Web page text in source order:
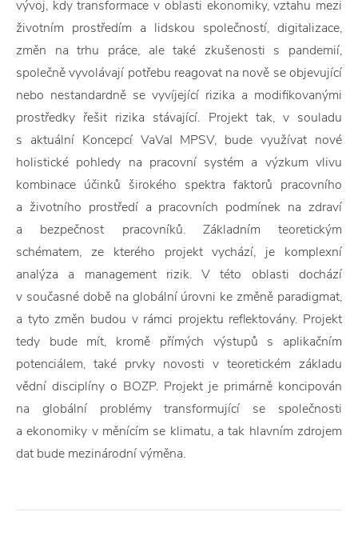
vývoj, kdy transformace v oblasti ekonomiky, vztahu mezi
životním prostředím a lidskou společností, digitalizace,
změn na trhu práce, ale také zkušenosti s pandemií,
společně vyvolávají potřebu reagovat na nově se objevující
nebo nestandardně se vyvíjející rizika a modifikovanými
prostředky řešit rizika stávající. Projekt tak, v souladu
s aktuální Koncepcí VaVaI MPSV, bude využívat nové
holistické pohledy na pracovní systém a výzkum vlivu
kombinace účinků širokého spektra faktorů pracovního
a životního prostředí a pracovních podmínek na zdraví
a bezpečnost pracovníků. Základním teoretickým
schématem, ze kterého projekt vychází, je komplexní
analýza a management rizik. V této oblasti dochází
v současné době na globální úrovni ke změně paradigmat,
a tyto změn budou v rámci projektu reflektovány. Projekt
tedy bude mít, kromě přímých výstupů s aplikačním
potenciálem, také prvky novosti v teoretickém základu
vědní disciplíny o BOZP. Projekt je primárně koncipován
na globální problémy transformující se společnosti
a ekonomiky v měnícím se klimatu, a tak hlavním zdrojem
dat bude mezinárodní výměna.